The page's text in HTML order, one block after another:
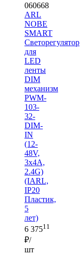
060668
ARL
NOBE
SMART
Светорегулятор
для
LED
ленты
DIM
механизм
PWM-
103-
32-
DIM-
IN
(12-
48V,
3х4A,
2.4G)
(IARL,
IP20
Пластик,
5
лет)
6 37511
₽/
шт